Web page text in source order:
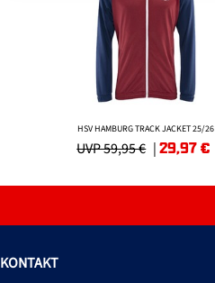
HSV HAMBURG TRACK JACKET 25/26
UVP 59,95 € |29,97€
KONTAKT